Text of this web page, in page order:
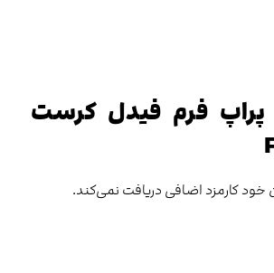
فرم فیدل کرست